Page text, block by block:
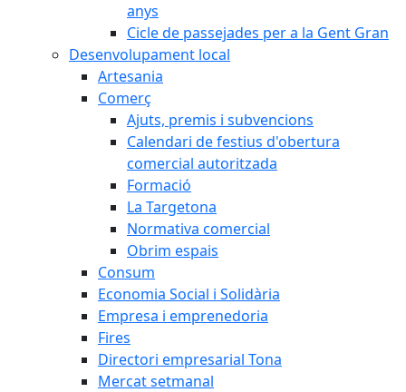
anys
Cicle de passejades per a la Gent Gran
Desenvolupament local
Artesania
Comerç
Ajuts, premis i subvencions
Calendari de festius d'obertura
comercial autoritzada
Formació
La Targetona
Normativa comercial
Obrim espais
Consum
Economia Social i Solidària
Empresa i emprenedoria
Fires
Directori empresarial Tona
Mercat setmanal